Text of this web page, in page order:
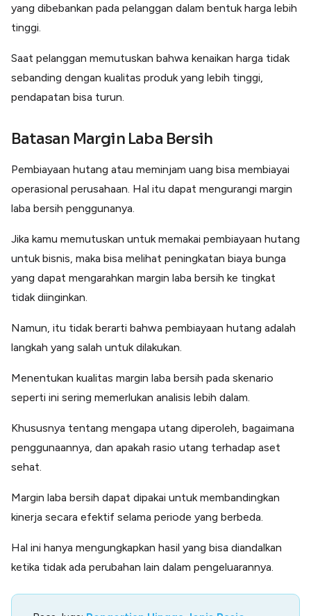
yang dibebankan pada pelanggan dalam bentuk harga lebih
tinggi.
Saat pelanggan memutuskan bahwa kenaikan harga tidak
sebanding dengan kualitas produk yang lebih tinggi,
pendapatan bisa turun.
Batasan Margin Laba Bersih
Pembiayaan hutang atau meminjam uang bisa membiayai
operasional perusahaan. Hal itu dapat mengurangi margin
laba bersih penggunanya.
Jika kamu memutuskan untuk memakai pembiayaan hutang
untuk bisnis, maka bisa melihat peningkatan biaya bunga
yang dapat mengarahkan margin laba bersih ke tingkat
tidak diinginkan.
Namun, itu tidak berarti bahwa pembiayaan hutang adalah
langkah yang salah untuk dilakukan.
Menentukan kualitas margin laba bersih pada skenario
seperti ini sering memerlukan analisis lebih dalam.
Khususnya tentang mengapa utang diperoleh, bagaimana
penggunaannya, dan apakah rasio utang terhadap aset
sehat.
Margin laba bersih dapat dipakai untuk membandingkan
kinerja secara efektif selama periode yang berbeda.
Hal ini hanya mengungkapkan hasil yang bisa diandalkan
ketika tidak ada perubahan lain dalam pengeluarannya.